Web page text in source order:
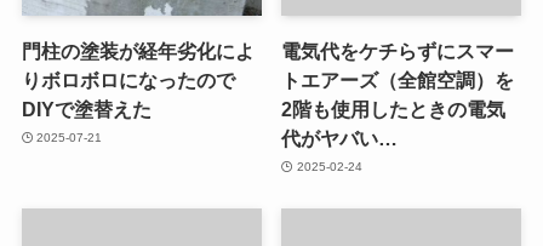
門柱の塗装が経年劣化によ
りボロボロになったので
DIYで塗替えた
2025-07-21
電気代をケチらずにスマー
トエアーズ（全館空調）を
2階も使用したときの電気
代がヤバい…
2025-02-24